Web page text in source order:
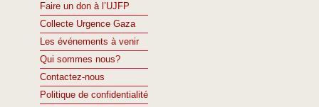
Faire un don à l’UJFP
Collecte Urgence Gaza
Les événements à venir
Qui sommes nous?
Contactez-nous
Politique de confidentialité